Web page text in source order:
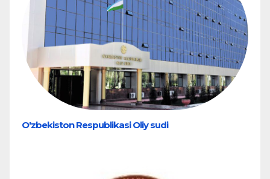
O'zbekiston Respublikasi Oliy sudi